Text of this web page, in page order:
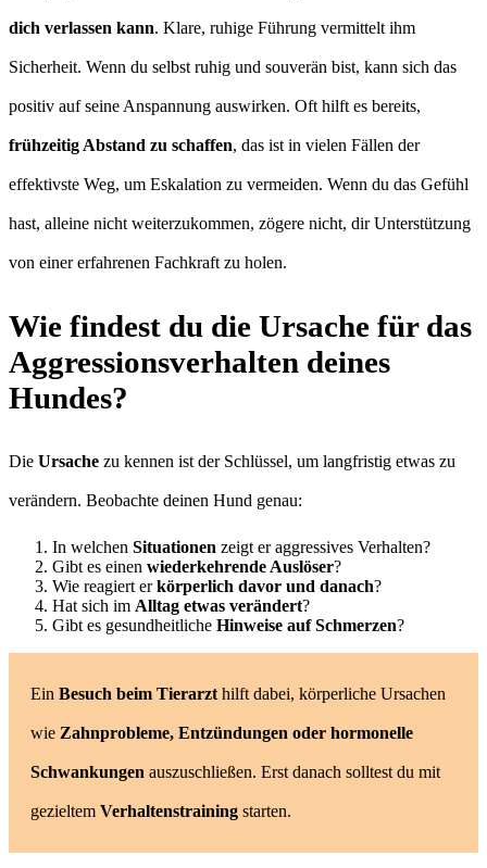
dich verlassen kann. Klare, ruhige Führung vermittelt ihm
Sicherheit. Wenn du selbst ruhig und souverän bist, kann sich das
positiv auf seine Anspannung auswirken. Oft hilft es bereits,
frühzeitig Abstand zu schaffen, das ist in vielen Fällen der
effektivste Weg, um Eskalation zu vermeiden. Wenn du das Gefühl
hast, alleine nicht weiterzukommen, zögere nicht, dir Unterstützung
von einer erfahrenen Fachkraft zu holen.
Wie findest du die Ursache für das
Aggressionsverhalten deines
Hundes?
Die Ursache zu kennen ist der Schlüssel, um langfristig etwas zu
verändern. Beobachte deinen Hund genau:
In welchen Situationen zeigt er aggressives Verhalten?
Gibt es einen wiederkehrende Auslöser?
Wie reagiert erkörperlich davor und danach?
Hat sich im Alltag etwas verändert?
Gibt es gesundheitliche Hinweise auf Schmerzen?
Ein Besuch beim Tierarzt hilft dabei, körperliche Ursachen
wie Zahnprobleme, Entzündungen oder hormonelle
Schwankungen auszuschließen. Erst danach solltest du mit
gezieltem Verhaltenstraining starten.